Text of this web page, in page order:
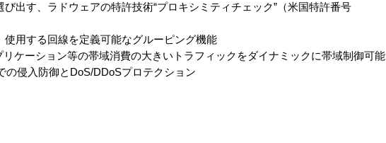
出す、ラドウェアの特許技術“プロキシミティチェック”（米国特許番号
使用する回線を定義可能なグルーピング機能
ケーション等の帯域消費の大きいトラフィックをダイナミックに帯域制御可能
の侵入防御とDoS/DDoSプロテクション